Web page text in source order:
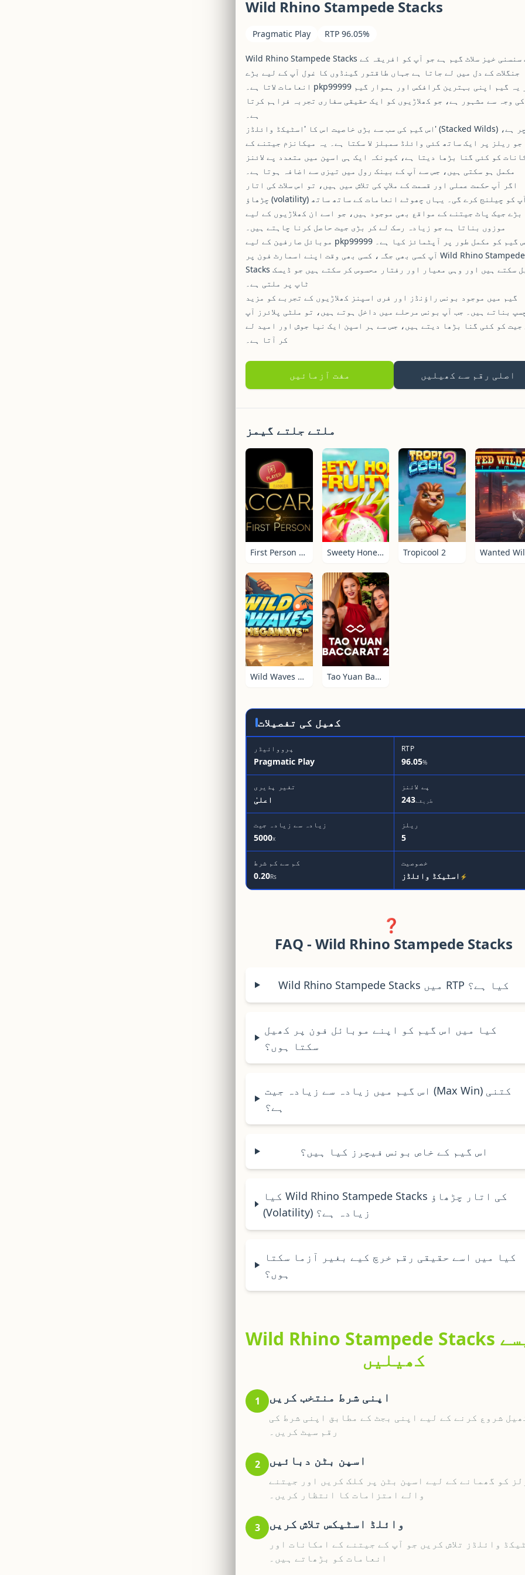
Wild Rhino Stampede Stacks
Pragmatic Play RTP 96.05%
Wild Rhino Stampede Stacks ایک سنسنی خیز سلاٹ گیم ہے جو آپ کو افریقہ کے
جنگلات کے دل میں لے جاتا ہے جہاں طاقتور گینڈوں کا غول آپ کے لیے بڑے
انعامات لاتا ہے۔ pkp99999 پر یہ گیم اپنی بہترین گرافکس اور ہموار گیم
وجہ سے مشہور ہے، جو کھلاڑیوں کو ایک حقیقی سفاری تجربہ فراہم کرتا
ہے۔
اس گیم کی سب سے بڑی خاصیت اس کا 'اسٹیکڈ وائلڈز' (Stacked Wilds) فیچر ہے،
جو ریلز پر ایک ساتھ کئی وائلڈ سمبلز لا سکتا ہے۔ یہ میکانزم جیتنے کے
کو کئی گنا بڑھا دیتا ہے، کیونکہ ایک ہی اسپن میں متعدد پے لائنز
مکمل ہو سکتی ہیں، جس سے آپ کے بینک رول میں تیزی سے اضافہ ہوتا ہے۔
اگر آپ حکمت عملی اور قسمت کے ملاپ کی تلاش میں ہیں، تو اس سلاٹ کی اتار
چڑھاؤ (volatility) آپ کو چیلنج کرے گی۔ یہاں چھوٹے انعامات کے ساتھ ساتھ
بڑے جیک پاٹ جیتنے کے مواقع بھی موجود ہیں، جو اسے ان کھلاڑیوں کے لیے
موزوں بناتا ہے جو زیادہ رسک لے کر بڑی جیت حاصل کرنا چاہتے ہیں۔
موبائل صارفین کے لیے pkp99999 نے اس گیم کو مکمل طور پر آپٹمائز کیا ہے۔
آپ کسی بھی جگہ، کسی بھی وقت اپنے اسمارٹ فون پر Wild Rhino Stampede
Stacks کھیل سکتے ہیں اور وہی معیار اور رفتار محسوس کر سکتے ہیں جو ڈیسک
ٹاپ پر ملتی ہے۔
گیم میں موجود بونس راؤنڈز اور فری اسپنز کھلاڑیوں کے تجربے کو مزید
بناتے ہیں۔ جب آپ بونس مرحلے میں داخل ہوتے ہیں، تو ملٹی پلائرز آپ
جیت کو کئی گنا بڑھا دیتے ہیں، جس سے ہر اسپن ایک نیا جوش اور امید لے
کر آتا ہے۔
مفت آزمائیں اصلی رقم سے کھیلیں
ملتے جلتے گیمز
First Person Baccarat Sweety Honey Fruity Tropicool 2
Wild Waves Megaways Tao Yuan Baccarat 2
کھیل کی تفصیلات
پرووائیڈر
Pragmatic Play
RTP
96.05%
تغیر پذیری
اعلیٰ
پے لائنز
243طریقے
زیادہ سے زیادہ جیت
5000x
ریلز
5
کم سے کم شرط
0.20Rs
خصوصیت
اسٹیکڈ وائلڈز ⚡
❓
FAQ - Wild Rhino Stampede Stacks
Wild Rhino Stampede Stacks میں RTP کیا ہے؟
کیا میں اس گیم کو اپنے موبائل فون پر کھیل
سکتا ہوں؟
اس گیم میں زیادہ سے زیادہ جیت (Max Win) کتنی
ہے؟
اس گیم کے خاص بونس فیچرز کیا ہیں؟
کیا Wild Rhino Stampede Stacks کی اتار چڑھاؤ
(Volatility) زیادہ ہے؟
کیا میں اسے حقیقی رقم خرچ کیے بغیر آزما سکتا
ہوں؟
Wild Rhino Stampede Stacks کیسے
کھیلیں
1 اپنی شرط منتخب کریں
شروع کرنے کے لیے اپنی بجٹ کے مطابق اپنی شرط کی
رقم سیٹ کریں۔
2 اسپن بٹن دبائیں
کو گھمانے کے لیے اسپن بٹن پر کلک کریں اور جیتنے
والے امتزامات کا انتظار کریں۔
3 وائلڈ اسٹیکس تلاش کریں
وائلڈز تلاش کریں جو آپ کے جیتنے کے امکانات اور
انعامات کو بڑھاتے ہیں۔